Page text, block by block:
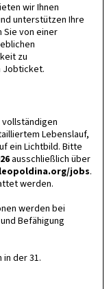
wir Ihnen
unterstützen Ihre
von einer
zu
Jobticket.
vollständigen
Lebenslauf,
ein Lichtbild. Bitte
ausschließlich über
jobs.
werden.
werden bei
Befähigung
der 31.